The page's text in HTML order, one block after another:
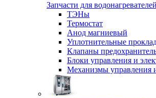
Запчасти для
ТЭНы
Термостат
Анод магниевый
Уплотнительные
Клапаны
Блоки управления и
Механизмы управления